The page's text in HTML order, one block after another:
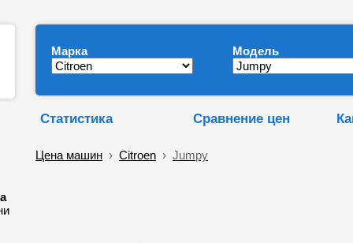
Марка Модель
Статистика Сравнение цен
Цена машин › Citroen › Jumpy